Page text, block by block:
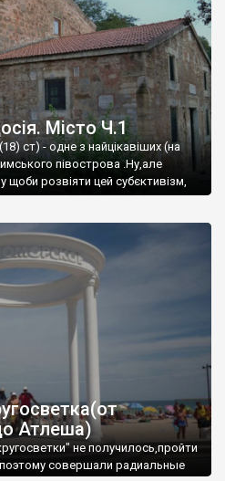
Місто Ч.1
ст) - одне з найцікавіших (на
півострова .Ну,але
розвіяти цей субєктивізм,
Атлеша)
не получилось,пройти
совершали радиальные